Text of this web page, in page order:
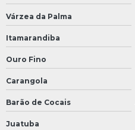
Várzea da Palma
Itamarandiba
Ouro Fino
Carangola
Barão de Cocais
Juatuba